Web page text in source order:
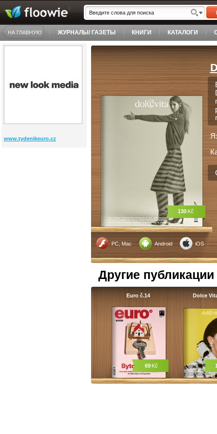
НА ГЛАВНУЮ ЖУРНАЛЫ/ ГАЗЕТЫ КНИГИ КАТАЛОГИ
www.tydenikeuro.cz
PC, Mac Android iOS
130 Kč
Другие публикации
Euro č.14
69 Kč
Dolce